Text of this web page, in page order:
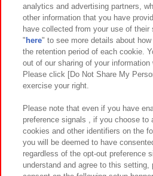
関連会社 サステナビリティ
プライバシーポリシー ウェブアク
お取引先さまとともに
カスタマーハラスメント対応方針 よ
analytics and advertising partners,
other information that you have
have collected from your use of
" here" to see more details about
the retention period of each cookie.
out of our sharing of your information
Please click [Do Not Share My
exercise your right.
Please note that even if you have
preference signals , if you choose to
cookies and other identifiers on the
you will be deemed to have
regardless of the opt-out preference
understand and agree to this setting,